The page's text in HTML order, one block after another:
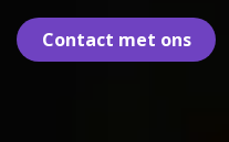
Contact m​​et ons​​​​